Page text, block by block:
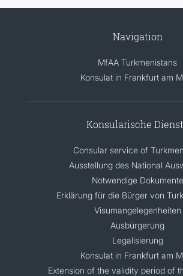
Navigation
MfAA Turkmenistans
Konsulat in Frankfurt am
Konsularische
Consular service of
Ausstellung des National
Notwendige Dokumente
Erklärung für die Bürger von
Visumangelegenheiten
Ausbürgerung
Legalisierung
Konsulat in Frankfurt am
Extension of the validity period of